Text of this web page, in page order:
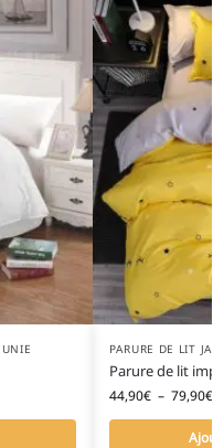
PARURE DE LIT
Parure de lit
44,90€ – 79,90€